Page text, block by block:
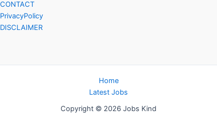
CONTACT
PrivacyPolicy
DISCLAIMER
Home
Latest Jobs
Copyright © 2026 Jobs Kind